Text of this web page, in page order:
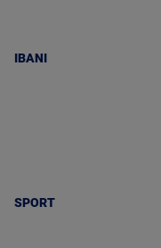
IBANI
SPORT